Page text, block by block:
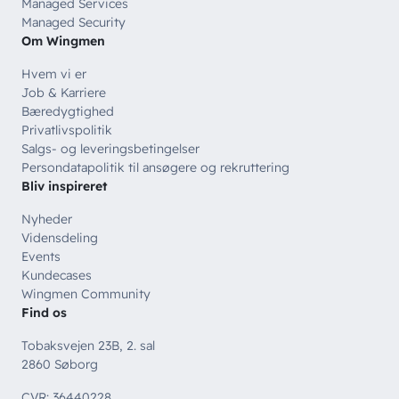
Managed Services
Managed Security
Om Wingmen
Hvem vi er
Job & Karriere
Bæredygtighed
Privatlivspolitik
Salgs- og leveringsbetingelser
Persondatapolitik til ansøgere og rekruttering
Bliv inspireret
Nyheder
Vidensdeling
Events
Kundecases
Wingmen Community
Find os
Tobaksvejen 23B, 2. sal
2860 Søborg